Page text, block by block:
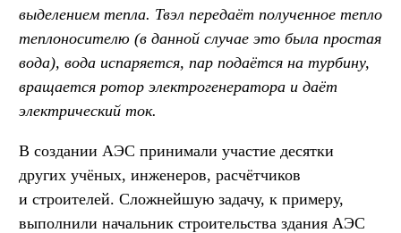
выделением тепла. Твэл передаёт полученное тепло
теплоносителю (в данной случае это была простая
вода), вода испаряется, пар подаётся на турбину,
вращается ротор электрогенератора и даёт
электрический ток.
В создании АЭС принимали участие десятки
других учёных, инженеров, расчётчиков
и строителей. Сложнейшую задачу, к примеру,
выполнили начальник строительства здания АЭС